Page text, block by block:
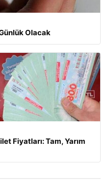
Olacak
Fiyatları: Tam, Yarım